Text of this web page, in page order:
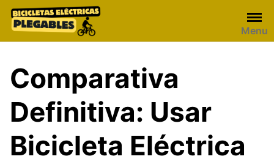
Skip
Menu
Comparativa
Definitiva: Usar
Bicicleta Eléctrica